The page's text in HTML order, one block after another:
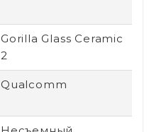
Gorilla Glass Ceramic
2
Qualcomm